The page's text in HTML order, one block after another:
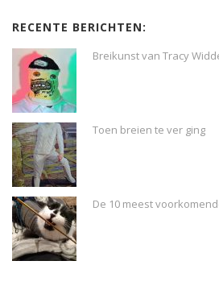
RECENTE BERICHTEN:
Breikunst van Tracy
Toen breien te ver ging
De 10 meest